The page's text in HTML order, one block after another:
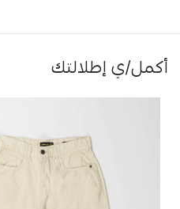
أكمل/ي إطلالتك